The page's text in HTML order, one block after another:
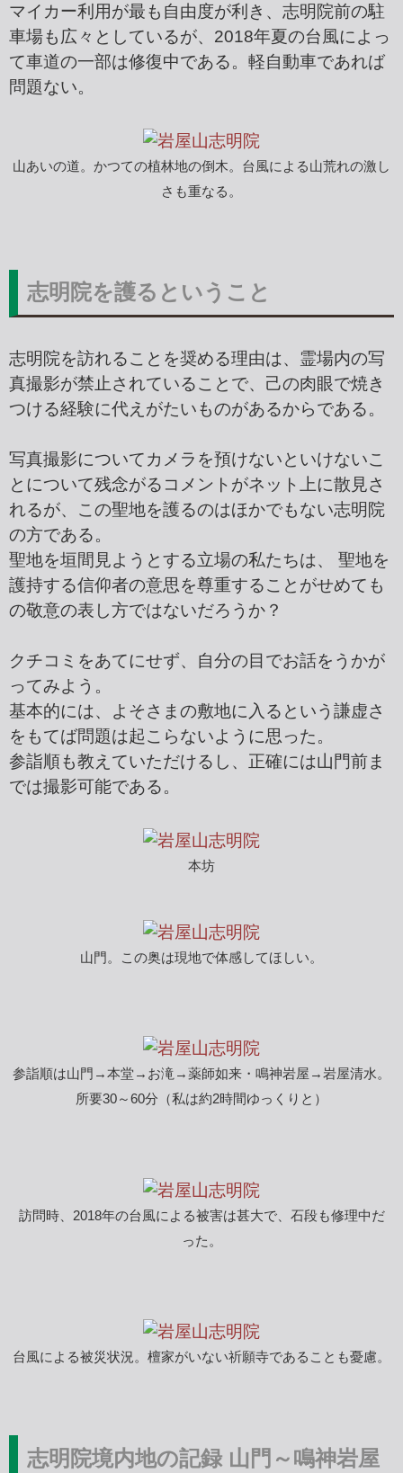
マイカー利用が最も自由度が利き、志明院前の駐
車場も広々としているが、2018年夏の台風によっ
て車道の一部は修復中である。軽自動車であれば
問題ない。
山あいの道。かつての植林地の倒木。台風による山荒れの激し
さも重なる。
志明院を護るということ
志明院を訪れることを奨める理由は、霊場内の写
真撮影が禁止されていることで、己の肉眼で焼き
つける経験に代えがたいものがあるからである。
写真撮影についてカメラを預けないといけないこ
とについて残念がるコメントがネット上に散見さ
れるが、この聖地を護るのはほかでもない志明院
の方である。
聖地を垣間見ようとする立場の私たちは、 聖地を
護持する信仰者の意思を尊重することがせめても
の敬意の表し方ではないだろうか？
クチコミをあてにせず、自分の目でお話をうかが
ってみよう。
基本的には、よそさまの敷地に入るという謙虚さ
をもてば問題は起こらないように思った。
参詣順も教えていただけるし、正確には山門前ま
では撮影可能である。
本坊
山門。この奥は現地で体感してほしい。
参詣順は山門→本堂→お滝→薬師如来・鳴神岩屋→岩屋清水。
所要30～60分（私は約2時間ゆっくりと）
訪問時、2018年の台風による被害は甚大で、石段も修理中だ
った。
台風による被災状況。檀家がいない祈願寺であることも憂慮。
志明院境内地の記録 山門～鳴神岩屋